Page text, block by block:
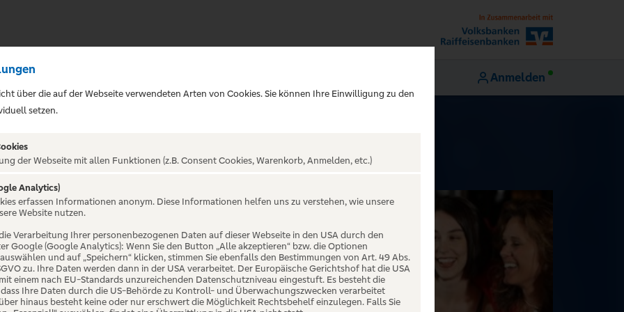
Anmelden
Tanzen |
über die auf der Webseite verwendeten Arten von Cookies. Sie können Ihre Einwilligung zu den
setzen.
der Webseite mit allen Funktionen (z.B. Consent Cookies, Warenkorb, Anmelden, etc.)
Analytics)
erfassen Informationen anonym. Diese Informationen helfen uns zu verstehen, wie unsere
Website nutzen.
Verarbeitung Ihrer personenbezogenen Daten auf dieser Webseite in den USA durch den
Google (Google Analytics): Wenn Sie den Button „Alle akzeptieren“ bzw. die Optionen
und auf „Speichern“ klicken, stimmen Sie ebenfalls den Bestimmungen von Art. 49 Abs.
zu. Ihre Daten werden dann in der USA verarbeitet. Der Europäische Gerichtshof hat die USA
einem nach EU-Standards unzureichenden Datenschutzniveau eingestuft. Es besteht die
Ihre Daten durch die US-Behörde zu Kontroll- und Überwachungszwecken verarbeitet
hinaus besteht keine oder nur erschwert die Möglichkeit Rechtsbehelf einzulegen. Falls Sie